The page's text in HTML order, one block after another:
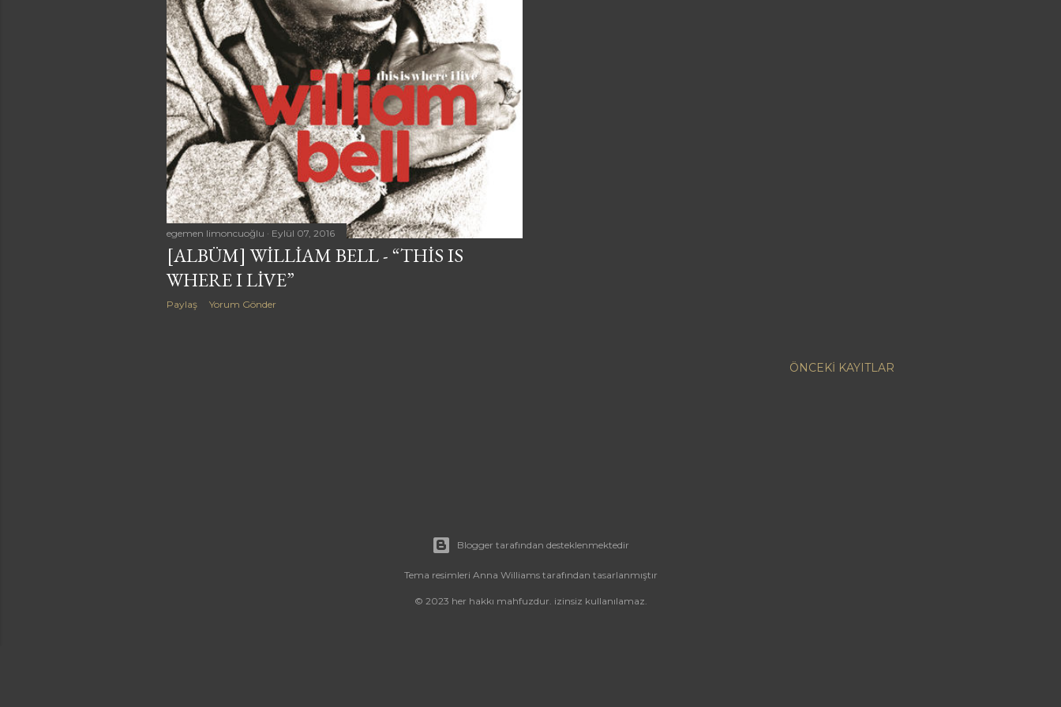
a
r
egemen limoncuoğlu Eylül 07, 2016
[ALBÜM] WILLIAM BELL - “THIS IS
WHERE I LIVE”
Paylaş Yorum Gönder
ÖNCEKI KAYITLAR
Blogger tarafından desteklenmektedir
Tema resimleri Anna Williamstarafından tasarlanmıştır
© 2023 her hakkı mahfuzdur. izinsiz kullanılamaz.